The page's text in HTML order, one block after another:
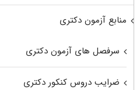
منابع آزمون دکتری
سرفصل های آزمون دکتری
ضرایب دروس کنکور دکتری